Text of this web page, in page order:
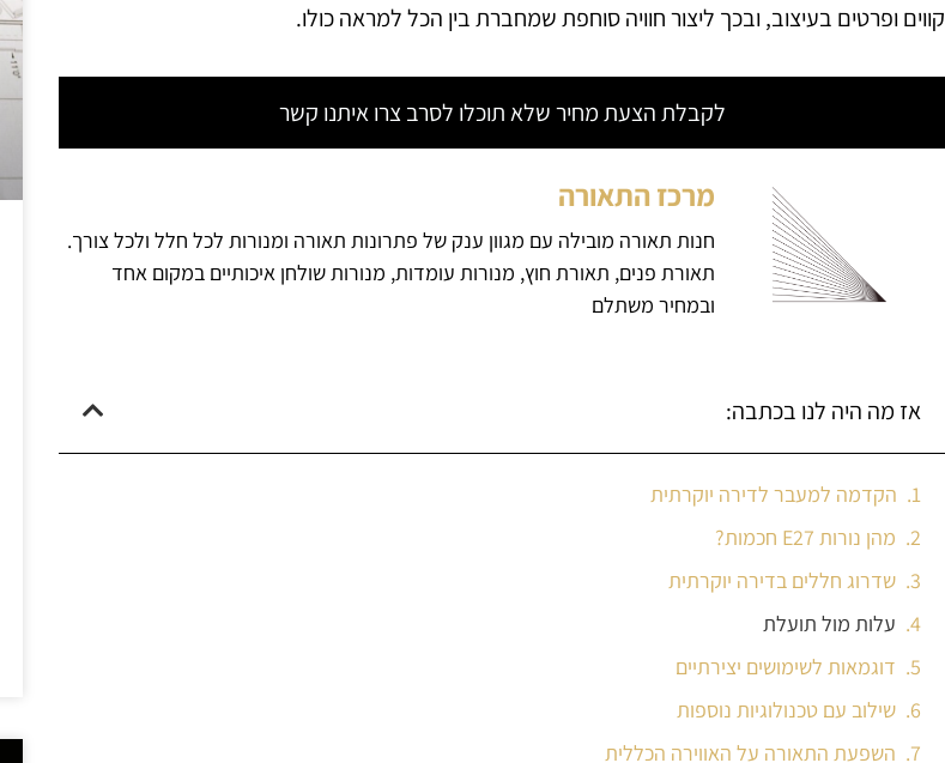
קווים ופרטים בעיצוב, ובכך ליצור חוויה סוחפת שמחברת בין הכל למראה כולו.
לקבלת הצעת מחיר שלא תוכלו לסרב צרו איתנו קשר
מרכז התאורה
חנות תאורה מובילה עם מגוון ענק של פתרונות תאורה ומנורות לכל חלל ולכל צורך.
תאורת פנים, תאורת חוץ, מנורות עומדות, מנורות שולחן איכותיים במקום אחד
ובמחיר משתלם
אז מה היה לנו בכתבה:
הקדמה למעבר לדירה יוקרתית
מהן נורות E27 חכמות?
שדרוג חללים בדירה יוקרתית
עלות מול תועלת
דוגמאות לשימושים יצירתיים
שילוב עם טכנולוגיות נוספות
השפעת התאורה על האווירה הכללית